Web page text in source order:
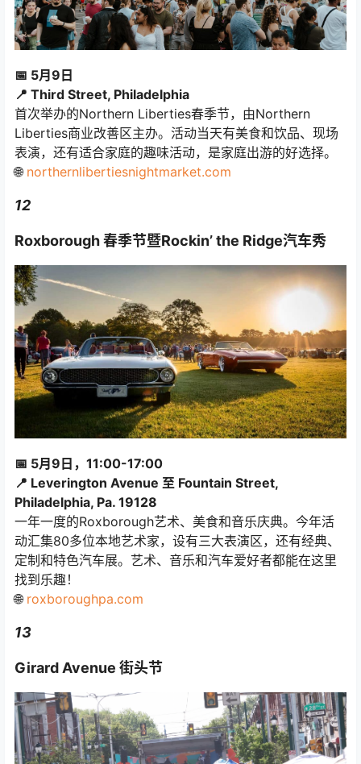
📅 5月9日
📍 Third Street, Philadelphia
首次举办的Northern Liberties春季节，由Northern
Liberties商业改善区主办。活动当天有美食和饮品、现场
表演，还有适合家庭的趣味活动，是家庭出游的好选择。
🌐 northernlibertiesnightmarket.com
12
Roxborough 春季节暨Rockin’ the Ridge汽车秀
📅 5月9日，11:00-17:00
📍 Leverington Avenue 至 Fountain Street,
Philadelphia, Pa. 19128
一年一度的Roxborough艺术、美食和音乐庆典。今年活
动汇集80多位本地艺术家，设有三大表演区，还有经典、
定制和特色汽车展。艺术、音乐和汽车爱好者都能在这里
找到乐趣！
🌐roxboroughpa.com
13
Girard Avenue 街头节